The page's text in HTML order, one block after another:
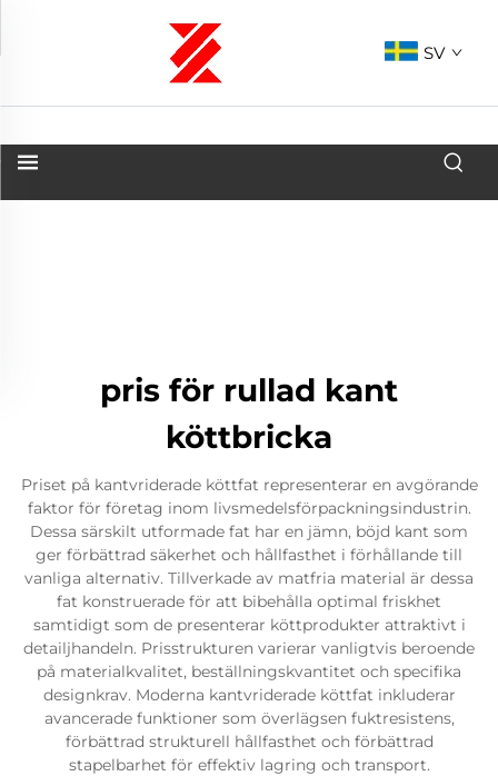
SV
pris för rullad kant
köttbricka
Priset på kantvriderade köttfat representerar en avgörande
faktor för företag inom livsmedelsförpackningsindustrin.
Dessa särskilt utformade fat har en jämn, böjd kant som
ger förbättrad säkerhet och hållfasthet i förhållande till
vanliga alternativ. Tillverkade av matfria material är dessa
fat konstruerade för att bibehålla optimal friskhet
samtidigt som de presenterar köttprodukter attraktivt i
detailjhandeln. Prisstrukturen varierar vanligtvis beroende
på materialkvalitet, beställningskvantitet och specifika
designkrav. Moderna kantvriderade köttfat inkluderar
avancerade funktioner som överlägsen fuktresistens,
förbättrad strukturell hållfasthet och förbättrad
stapelbarhet för effektiv lagring och transport.